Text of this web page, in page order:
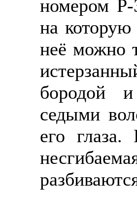
номером Р-
на которую
неё можно
бородой
седыми
его